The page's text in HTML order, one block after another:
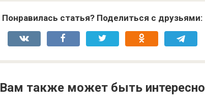
Понравилась статья? Поделиться с друзьями:
Вам также может быть интересно